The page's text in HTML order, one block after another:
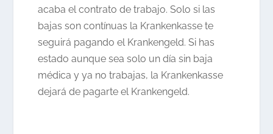
acaba el contrato de trabajo. Solo si las
bajas son contínuas la Krankenkasse te
seguirá pagando el Krankengeld. Si has
estado aunque sea solo un día sin baja
médica y ya no trabajas, la Krankenkasse
dejará de pagarte el Krankengeld.